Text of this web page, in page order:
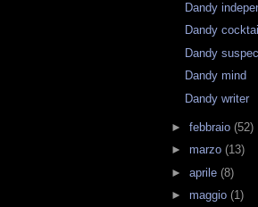
Dandy
Dandy
Dandy
Dandy mind
Dandy writer
► febbraio (52)
► marzo (13)
► aprile (8)
► maggio (1)